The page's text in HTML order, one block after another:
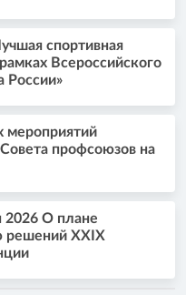
спортивная
Всероссийского
России»
мероприятий
профсоюзов на
2026 О плане
решений XXIX